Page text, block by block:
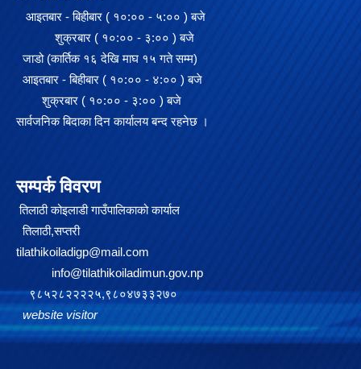
आइतबार - बिहीबार ( १०:०० - ५:०० ) बजे
शुक्रबार ( १०:०० - ३:०० ) बजे
जाडो (कार्तिक १६ देखि माघ १५ गते सम्म)
आइतबार - बिहीबार ( १०:०० - ४:०० ) बजे
शुक्रबार ( १०:०० - ३:०० ) बजे
सार्वजनिक बिदाका दिन कार्यालय बन्द रहनेछ ।
सम्पर्क विवरण
तिलाठी कोइलाडी गाउँपालिकाको कार्याल
तिलाठी,सप्तरी
tilathikoiladigp@mail.com
info@tilathikoiladimun.gov.np
९८५२८२२२२५,९८०४७३३२७०
website visitor